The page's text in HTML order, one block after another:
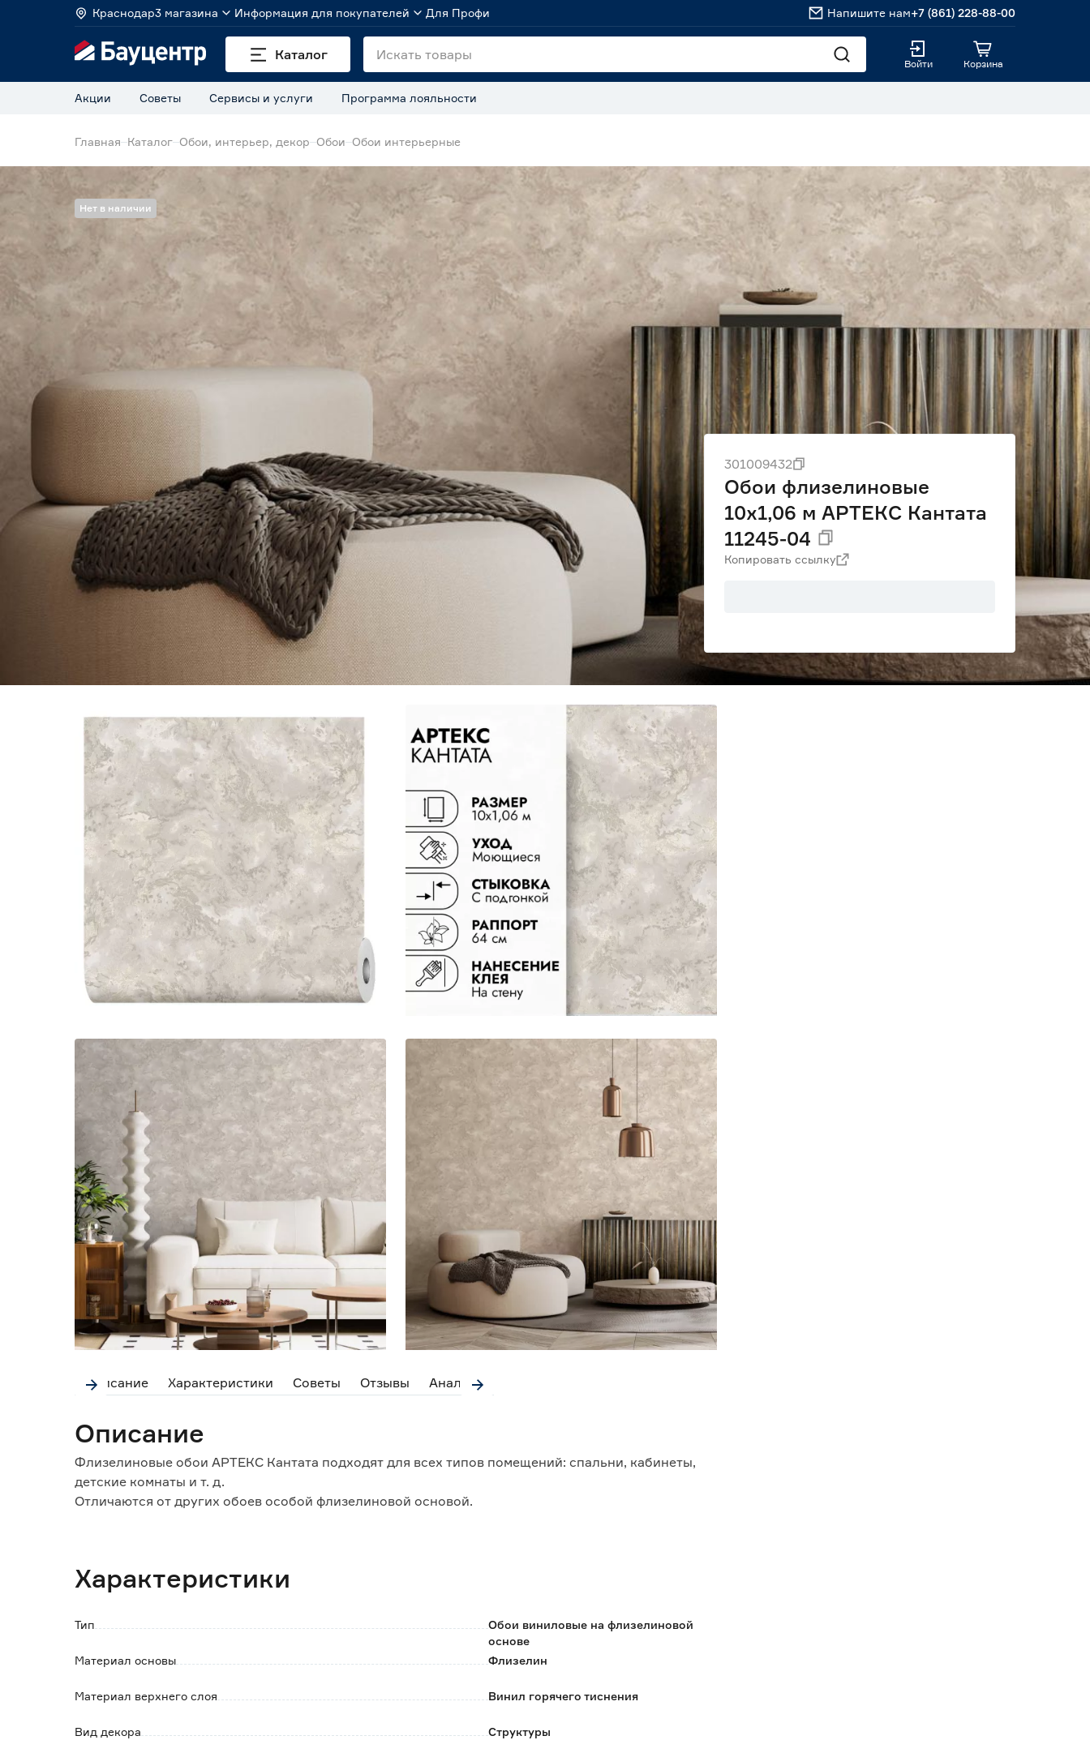
Краснодар3 магазина Информация для покупателей Для Профи Напишите нам+7 (861) 228-88-00
Каталог
Войти Корзина
Акции Советы Сервисы и услуги Программа лояльности
Главная Каталог Обои, интерьер, декор Обои Обои интерьерные
Нет в наличии
301009432
Обои флизелиновые
10х1,06 м АРТЕКС Кантата
11245-04
Копировать ссылку
Описание Характеристики Советы Отзывы Аналоги
Описание
Флизелиновые обои АРТЕКС Кантата подходят для всех типов помещений: спальни, кабинеты,
детские комнаты и т. д.
Отличаются от других обоев особой флизелиновой основой.
- скрывают неровности стены;
- удобство в поклейке: клей наносится только на стену, полотна легко стыкуются;
- срок службы более 3-х лет.
Обратите внимание:
Характеристики
Тип
Обои виниловые на флизелиновой
основе
Материал основы
Флизелин
Материал верхнего слоя Винил горячего тиснения
Вид декора Структуры